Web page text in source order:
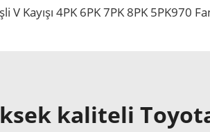
kaliteli